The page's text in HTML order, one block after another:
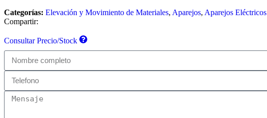
Categorías: Elevación y Movimiento de Materiales, Aparejos, Aparejos Eléctricos
Compartir:
Consultar Precio/Stock